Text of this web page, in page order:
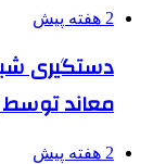
2 هفته پیش
دستگیری
معاند
2 هفته پیش